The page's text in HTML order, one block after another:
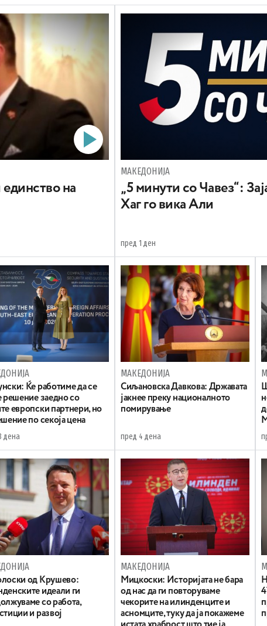
единство на
МАКЕДОНИЈА
„5 минути со Чавез“:
Хаг го вика Али
пред 1 ден
Ќе работиме да се
решение заедно со
европски партнери, но
по секоја цена
дена
МАКЕДОНИЈА
Сиљановска Давкова: Државата
јакнее преку националното
помирување
пред 4 дена
од Крушево:
идеали ги
со работа,
и развој
МАКЕДОНИЈА
Мицкоски: Историјата не бара
од нас да ги повторуваме
чекорите на илинденците и
асномците, туку да ја покажеме